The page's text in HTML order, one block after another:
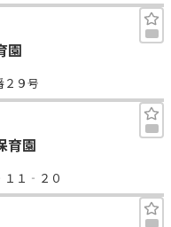
園
２９号
育園
１１‐２０